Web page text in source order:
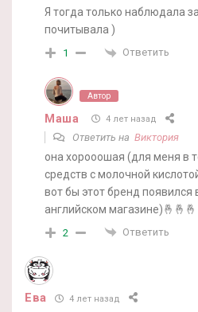
Я тогда только наблюдала
почитывала )
1 Ответить
Автор
Маша 4 лет назад
Ответить на Виктория
она хорооошая (для меня в
средств с молочной
вот бы этот бренд появился
английском магазине)🤞🤞🤞
2 Ответить
Ева 4 лет назад